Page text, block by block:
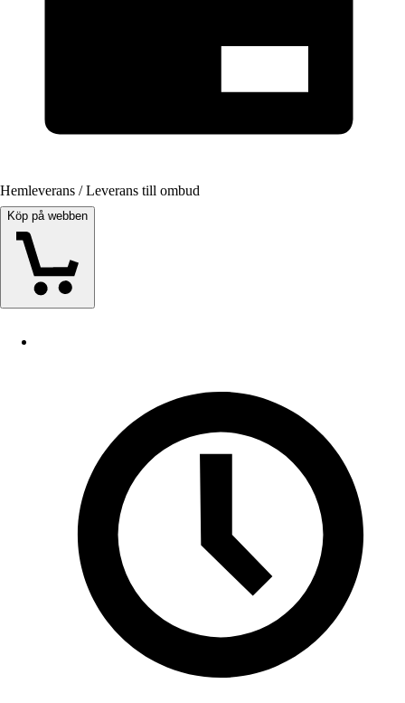
Hemleverans / Leverans till ombud
Köp på webben